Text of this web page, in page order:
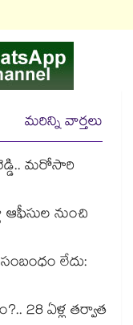
మరిన్ని వార్తలు
మరోసారి
నుంచి
లేదు:
28 ఏళ్ల తర్వాత